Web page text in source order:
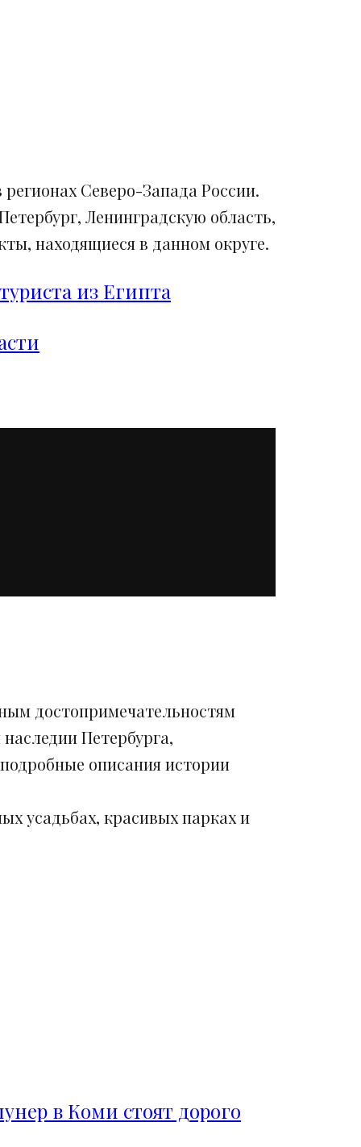
Северо-Запада России.
Ленинградскую область,
находящиеся в данном округе.
из Египта
достопримечательностям
Петербурга,
описания истории
усадьбах, красивых парках и
в Коми стоят дорого